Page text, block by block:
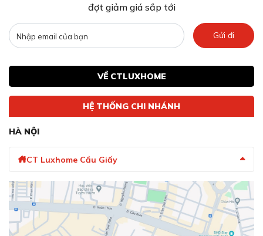
đợt giảm giá sắp tới
Gửi đi
VỀ CTLUXHOME
HỆ THỐNG CHI NHÁNH
HÀ NỘI
CT Luxhome Cầu Giấy